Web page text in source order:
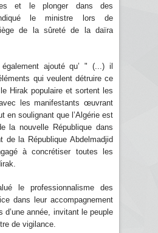
et le plonger dans des
le ministre lors de
de la sûreté de la daïra
ajouté qu’ " (...) il
qui veulent détruire ce
Hirak populaire et sortent les
les manifestants œuvrant
en soulignant que l’Algérie est
la nouvelle République dans
de la République Abdelmadjid
à concrétiser toutes les
le professionnalisme des
dans leur accompagnement
d’une année, invitant le peuple
de vigilance.